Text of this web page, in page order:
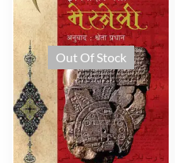
Out Of Stock